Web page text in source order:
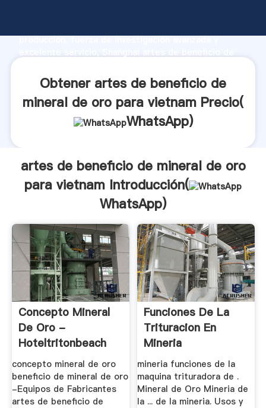
producción, fuerza de investigación avanzada y
aporta valores a todos los clientes.
Obtener artes de beneficio de
mineral de oro para vietnam Precio(
WhatsApp)
artes de beneficio de mineral de oro
para vietnam Introducción(
WhatsApp)
Concepto Mineral
De Oro -
Hoteltritonbeach
concepto mineral de oro
beneficio de mineral de oro
-Equipos de Fabricantes
artes de beneficio de
Funciones De La
Trituracion En
Mineria
mineria funciones de la
maquina trituradora de .
Mineral de Oro Mineria de
la ... de la mineria. Usos y